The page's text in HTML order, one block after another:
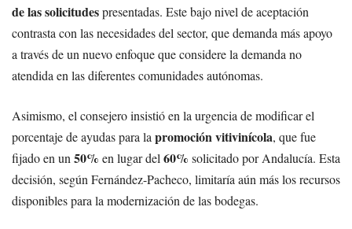
de las solicitudespresentadas. Este bajo nivel de aceptación
contrasta con las necesidades del sector, que demanda más apoyo
a través de un nuevo enfoque que considere la demanda no
atendida en las diferentes comunidades autónomas.
Asimismo, el consejero insistió en la urgencia de modificar el
porcentaje de ayudas para la promoción vitivinícola, que fue
fijado en un 50% en lugar del 60% solicitado por Andalucía. Esta
decisión, según Fernández-Pacheco, limitaría aún más los recursos
disponibles para la modernización de las bodegas.